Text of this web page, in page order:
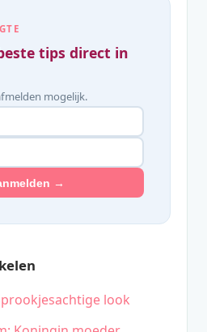
tips direct in
mogelijk.
→
look